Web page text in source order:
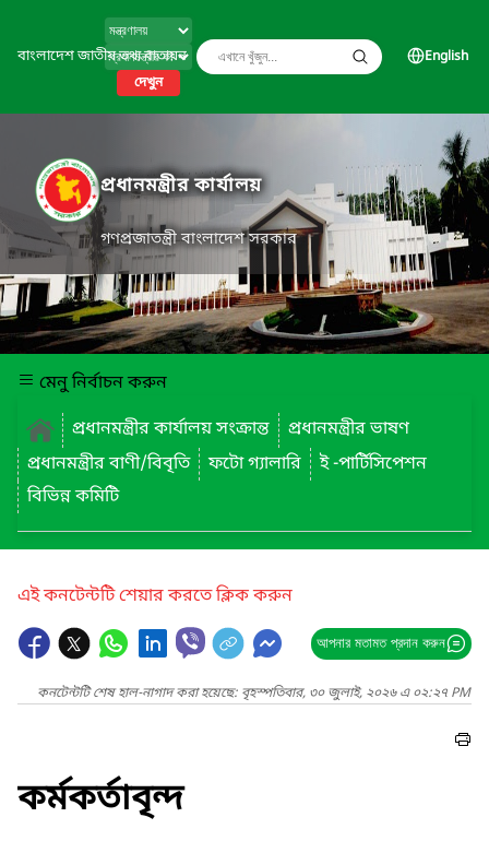
বাংলাদেশ জাতীয় তথ্য বাতায়ন
দেখুন
English
প্রধানমন্ত্রীর কার্যালয়
গণপ্রজাতন্ত্রী বাংলাদেশ সরকার
মেনু নির্বাচন করুন
প্রধানমন্ত্রীর কার্যালয় সংক্রান্ত
প্রধানমন্ত্রীর ভাষণ
প্রধানমন্ত্রীর বাণী/বিবৃতি
ফটো গ্যালারি
ই -পার্টিসিপেশন
বিভিন্ন কমিটি
এই কনটেন্টটি শেয়ার করতে ক্লিক করুন
আপনার মতামত প্রদান করুন
কনটেন্টটি শেষ হাল-নাগাদ করা হয়েছে: বৃহস্পতিবার, ৩০ জুলাই, ২০২৬ এ ০২:২৭ PM
কর্মকর্তাবৃন্দ